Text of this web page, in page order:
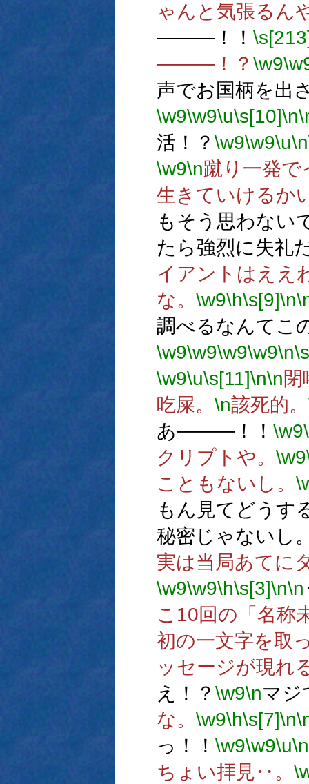
ゃんと気張るん
―――！！
―――！？ \w9
声でお国柄を出
\w9\w9\u\s[10]\n
活！？ \w9\w9\u\n
\w9\n蹴り一発で
生きていけるか
もそう思わない
たら強烈に失礼
イアントはええ
な。 \w9\h\s[9]\n
調べるなんてこ
\w9\w9\w9\w9\n
\w9\u\s[11]\n\n閉
吃屎。 \n該死的。
あ―――！！ \w9
クリプトや。 \w9
こともないし。
もん見てどうす
秘密じゃないし
実は当局あてに
\w9\w9\h\s[3]\n\n
こ10回の「名称
初の一文字を取
ッセージが現れ
え！？ \w9\nマジ
な。 \w9\h\s[7]\n
っ！！ \w9\w9\u\n
ちょい拝見‥。